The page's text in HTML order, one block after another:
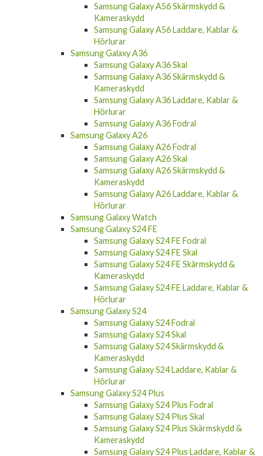
Samsung Galaxy A56 Skärmskydd &
Kameraskydd
Samsung Galaxy A56 Laddare, Kablar &
Hörlurar
Samsung Galaxy A36
Samsung Galaxy A36 Skal
Samsung Galaxy A36 Skärmskydd &
Kameraskydd
Samsung Galaxy A36 Laddare, Kablar &
Hörlurar
Samsung Galaxy A36 Fodral
Samsung Galaxy A26
Samsung Galaxy A26 Fodral
Samsung Galaxy A26 Skal
Samsung Galaxy A26 Skärmskydd &
Kameraskydd
Samsung Galaxy A26 Laddare, Kablar &
Hörlurar
Samsung Galaxy Watch
Samsung Galaxy S24 FE
Samsung Galaxy S24 FE Fodral
Samsung Galaxy S24 FE Skal
Samsung Galaxy S24 FE Skärmskydd &
Kameraskydd
Samsung Galaxy S24 FE Laddare, Kablar &
Hörlurar
Samsung Galaxy S24
Samsung Galaxy S24 Fodral
Samsung Galaxy S24 Skal
Samsung Galaxy S24 Skärmskydd &
Kameraskydd
Samsung Galaxy S24 Laddare, Kablar &
Hörlurar
Samsung Galaxy S24 Plus
Samsung Galaxy S24 Plus Fodral
Samsung Galaxy S24 Plus Skal
Samsung Galaxy S24 Plus Skärmskydd &
Kameraskydd
Samsung Galaxy S24 Plus Laddare, Kablar &